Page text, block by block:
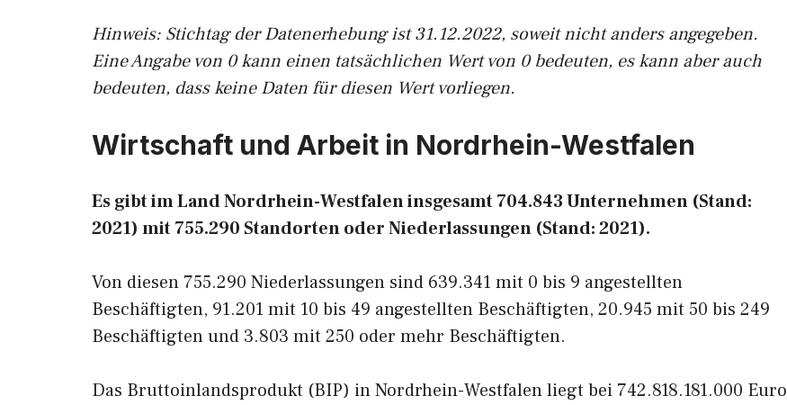
Hinweis: Stichtag der Datenerhebung ist 31.12.2022, soweit nicht anders angegeben.
Eine Angabe von 0 kann einen tatsächlichen Wert von 0 bedeuten, es kann aber auch
bedeuten, dass keine Daten für diesen Wert vorliegen.
Wirtschaft und Arbeit in Nordrhein-Westfalen
Es gibt im Land Nordrhein-Westfalen insgesamt 704.843 Unternehmen (Stand:
2021) mit 755.290 Standorten oder Niederlassungen (Stand: 2021).
Von diesen 755.290 Niederlassungen sind 639.341 mit 0 bis 9 angestellten
Beschäftigten, 91.201 mit 10 bis 49 angestellten Beschäftigten, 20.945 mit 50 bis 249
Beschäftigten und 3.803 mit 250 oder mehr Beschäftigten.
Das Bruttoinlandsprodukt (BIP) in Nordrhein-Westfalen liegt bei 742.818.181.000 Euro